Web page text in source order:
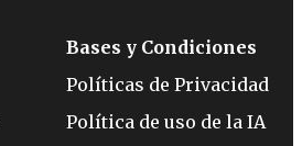
Bases y Condiciones
Políticas de Privacidad
Política de uso de la IA